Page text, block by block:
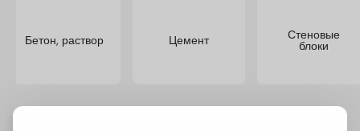
Бетон, раствор Цемент Стеновые
блоки